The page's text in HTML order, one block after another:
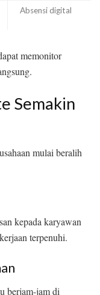
Absensi digital
memonitor
Semakin
mulai beralih
kepada karyawan
terpenuhi.
berjam-jam di